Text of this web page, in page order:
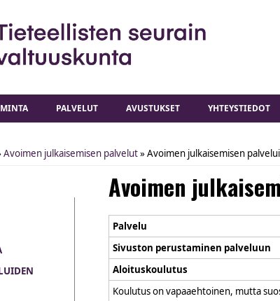
PALVELUT AVUSTUKSET YHTEYSTIEDOT
Avoimen julkaisemisen palvelut» Avoimen julkaisemisen
Avoimen
Palvelu
Sivuston perustaminen palveluun
Aloituskoulutus
Koulutus on vapaaehtoinen, mutta